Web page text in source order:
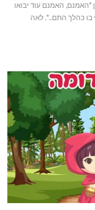
"האמנם, האמנם עוד יבואו
בו כהלך התם..". לאה